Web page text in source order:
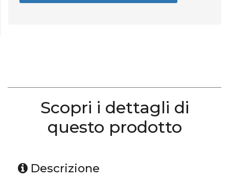
Scopri i dettagli di
questo prodotto
Descrizione